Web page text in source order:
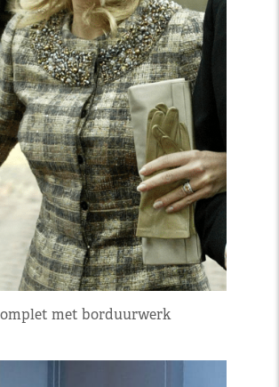
met borduurwerk